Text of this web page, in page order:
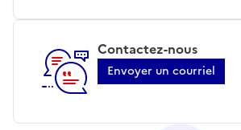
Contactez-nous
Envoyer un courriel